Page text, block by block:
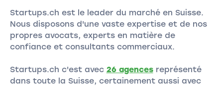
Startups.ch est le leader du marché en Suisse.
Nous disposons d'une vaste expertise et de nos
propres avocats, experts en matière de
confiance et consultants commerciaux.
Startups.ch c'est avec 26 agencesreprésenté
dans toute la Suisse, certainement aussi avec